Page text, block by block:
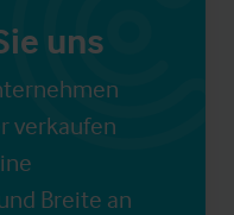
uns
verkaufen
Breite an